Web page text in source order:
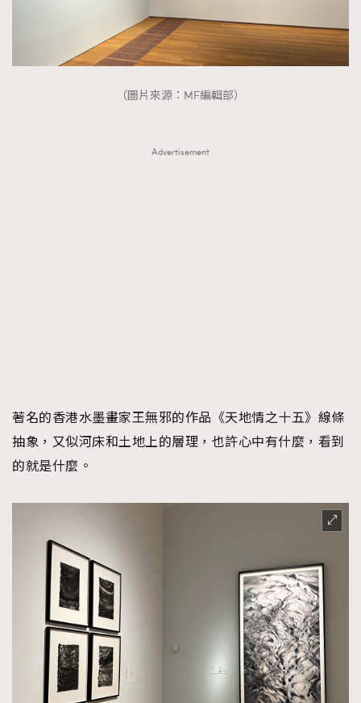
（圖片來源：MF編輯部）
Advertisement
著名的香港水墨畫家王無邪的作品《天地情之十五》線條
抽象，又似河床和土地上的層理，也許心中有什麼，看到
的就是什麼。